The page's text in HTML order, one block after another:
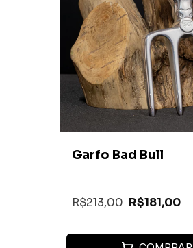
Garfo Bad Bull
R$213,00 R$181,00